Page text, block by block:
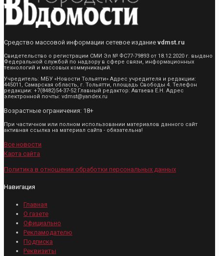
Средство массовой информации сетевое издание vdmst.ru
Свидетельство о регистрации СМИ Эл № ФС77-79893 от 18.12.2020 г. выдано
Федеральной службой по надзору в сфере связи, информационных
технологий и массовых коммуникаций.
Учредитель: МБУ «Новости Тольятти» Адрес учредителя и редакции:
445011, Самарская область, г. Тольятти, площадь Свободы 4. Телефон
редакции: +7(8482)54-37-52 Главный редактор: Автаева Е.Н. Адрес
электронной почты: vdmst@yandex.ru
Возрастные ограничения: 18+
При частичном или полном использовании материалов данного сайт
активная ссылка на материал сайта - обязательна!
Все новости
Карта сайта
Политика в отношении обработки персональных данных
Навигация
Главная
О газете
Официально
Рекламодателю
Подписка
Реквизиты